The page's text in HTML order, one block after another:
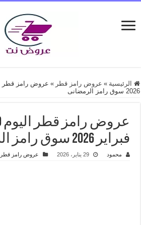
الرئيسية » عروض رامز قطر »
2026 سوق رامز الرمضانى
فبراير 2026 سوق رامز الرمضانى
محمود 29 يناير، 2026 عروض رامز قطر